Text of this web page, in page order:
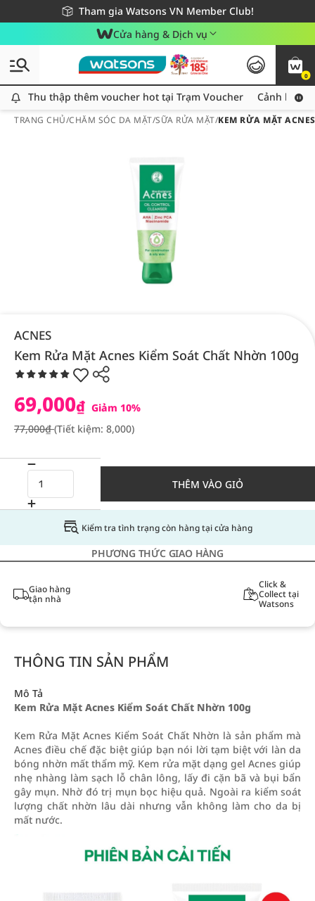
Tham gia Watsons VN Member Club!
Miễn phí giao hàng cho đơn hàng từ 249,000Đ
Giao hàng nhanh 24h - Áp dụng khu vực TP. Hồ Chí Minh
Cửa hàng & Dịch vụ
0
Thu thập thêm voucher hot tại Trạm Voucher
Thu thập thêm voucher hot tại Trạm Voucher Cảnh báo
TRANG CHỦ/CHĂM SÓC DA MẶT/SỮA RỬA MẶT/KEM RỬA MẶT
ACNES
Kem Rửa Mặt Acnes Kiểm Soát Chất Nhờn 100g
69,000₫ Giảm 10%
77,000₫(Tiết kiệm: 8,000)
THÊM VÀO GIỎ
Kiểm tra tình trạng còn hàng tại cửa hàng
PHƯƠNG THỨC GIAO HÀNG
Giao hàng
tận nhà
Click &
Collect tại
Watsons
THÔNG TIN SẢN PHẨM
Mô Tả
Kem Rửa Mặt Acnes Kiểm Soát Chất Nhờn 100g
Kem Rửa Mặt Acnes Kiểm Soát Chất Nhờn là sản phẩm mà
Acnes điều chế đặc biệt giúp bạn nói lời tạm biệt với làn da
bóng nhờn mất thẩm mỹ. Kem rửa mặt dạng gel Acnes giúp
nhẹ nhàng làm sạch lỗ chân lông, lấy đi cặn bã và bụi bẩn
gây mụn. Nhờ đó trị mụn bọc hiệu quả. Ngoài ra kiểm soát
lượng chất nhờn lâu dài nhưng vẫn không làm cho da bị
mất nước.